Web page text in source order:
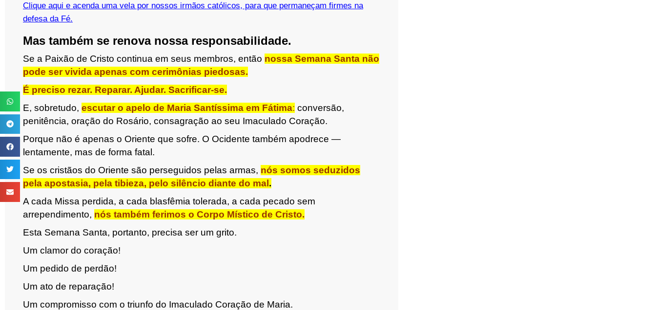
Clique aqui e acenda uma vela por nossos irmãos católicos, para que permaneçam firmes na
defesa da Fé.
Mas também se renova nossa responsabilidade.
Se a Paixão de Cristo continua em seus membros, então nossa Semana Santa não
pode ser vivida apenas com cerimônias piedosas.
É preciso rezar. Reparar. Ajudar. Sacrificar-se.
E, sobretudo, escutar o apelo de Maria Santíssima em Fátima: conversão,
penitência, oração do Rosário, consagração ao seu Imaculado Coração.
Porque não é apenas o Oriente que sofre. O Ocidente também apodrece —
lentamente, mas de forma fatal.
Se os cristãos do Oriente são perseguidos pelas armas, nós somos seduzidos
pela apostasia, pela tibieza, pelo silêncio diante do mal.
A cada Missa perdida, a cada blasfêmia tolerada, a cada pecado sem
arrependimento, nós também ferimos o Corpo Místico de Cristo.
Esta Semana Santa, portanto, precisa ser um grito.
Um clamor do coração!
Um pedido de perdão!
Um ato de reparação!
Um compromisso com o triunfo do Imaculado Coração de Maria.